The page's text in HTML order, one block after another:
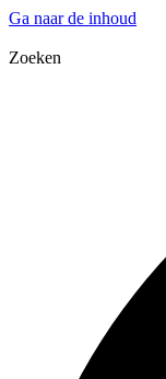
Ga naar de inhoud
Zoeken